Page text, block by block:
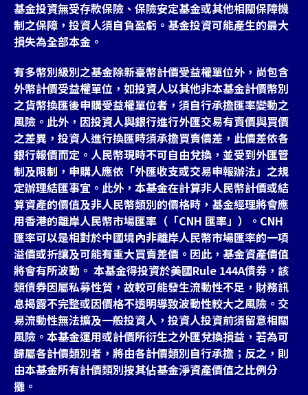
基金投資無受存款保險、保險安定基金或其他相關保障機
制之保障，投資人須自負盈虧。基金投資可能產生的最大
損失為全部本金。
有多幣別級別之基金除新臺幣計價受益權單位外，尚包含
外幣計價受益權單位，如投資人以其他非本基金計價幣別
之貨幣換匯後申購受益權單位者，須自行承擔匯率變動之
風險。此外，因投資人與銀行進行外匯交易有賣價與買價
之差異，投資人進行換匯時須承擔買賣價差，此價差依各
銀行報價而定。人民幣現時不可自由兌換，並受到外匯管
制及限制，申購人應依「外匯收支或交易申報辦法」之規
定辦理結匯事宜。此外，本基金在計算非人民幣計價或結
算資產的價值及非人民幣類別的價格時，基金經理將會應
用香港的離岸人民幣市場匯率（「CNH 匯率」）。CNH
匯率可以是相對於中國境內非離岸人民幣市場匯率的一項
溢價或折讓及可能有重大買賣差價。因此，基金資產價值
將會有所波動。 本基金得投資於美國Rule 144A債券，該
類債券因屬私募性質，故較可能發生流動性不足，財務訊
息揭露不完整或因價格不透明導致波動性較大之風險。交
易流動性無法擴及一般投資人，投資人投資前須留意相關
風險。本基金運用或計價所衍生之外匯兌換損益，若為可
歸屬各計價類別者，將由各計價類別自行承擔；反之，則
由本基金所有計價類別按其佔基金淨資產價值之比例分
攤。